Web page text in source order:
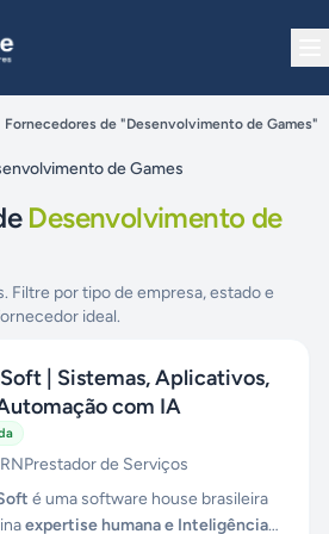
Fornecedores de "Desenvolvimento de Games"
de Games
Desenvolvimento de
Filtre por tipo de empresa, estado e
ideal.
| Sistemas, Aplicativos,
com IA
RNPrestador de Serviços
é uma software house brasileira
expertise humana e Inteligência